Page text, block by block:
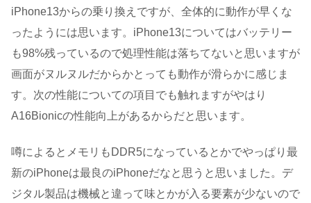
iPhone13からの乗り換えですが、全体的に動作が早くな
ったようには思います。iPhone13についてはバッテリー
も98%残っているので処理性能は落ちてないと思いますが
画面がヌルヌルだからかとっても動作が滑らかに感じま
す。次の性能についての項目でも触れますがやはり
A16Bionicの性能向上があるからだと思います。
噂によるとメモリもDDR5になっているとかでやっぱり最
新のiPhoneは最良のiPhoneだなと思うと思いました。デ
ジタル製品は機械と違って味とかが入る要素が少ないので